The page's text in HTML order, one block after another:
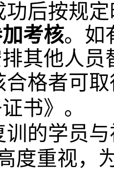
功后按规
考核。 如
其他人员
合格者可
书》。
训的学员
度重视，